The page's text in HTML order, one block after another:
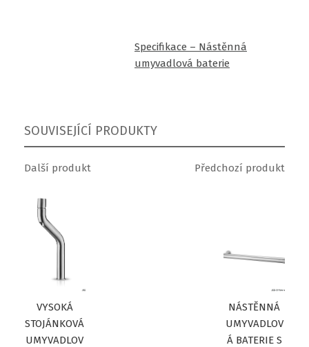
Specifikace – Nástěnná
umyvadlová baterie
SOUVISEJÍCÍ PRODUKTY
Další produkt
VYSOKÁ
STOJÁNKOVÁ
UMYVADLOV
Předchozí produkt
NÁSTĚNNÁ
UMYVADLOV
Á BATERIE S